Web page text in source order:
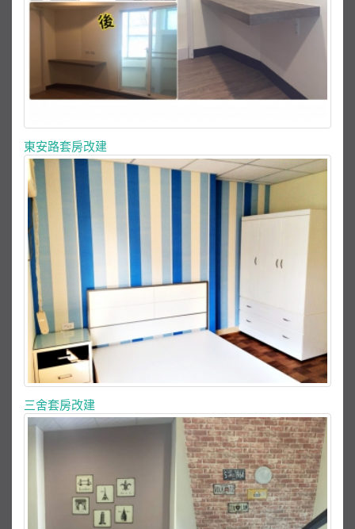
東安路套房改建
三舍套房改建